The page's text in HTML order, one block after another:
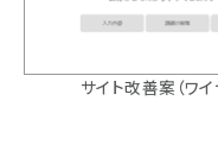
サイト改善案（ワイ